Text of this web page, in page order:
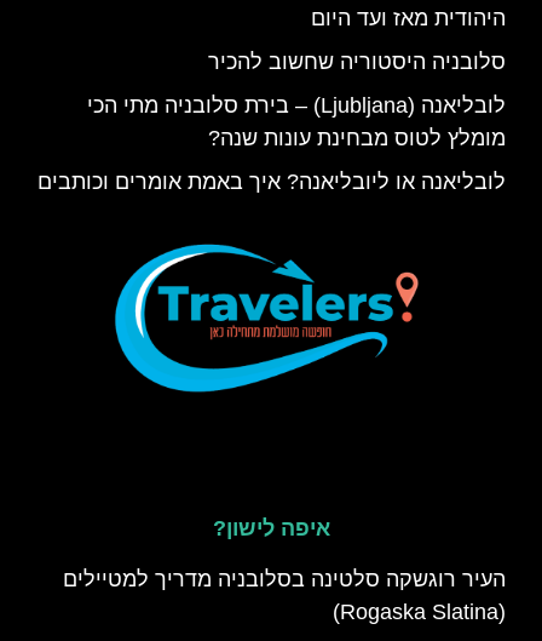
היהודית מאז ועד היום
סלובניה היסטוריה שחשוב להכיר
לובליאנה (Ljubljana) – בירת סלובניה מתי הכי
מומלץ לטוס מבחינת עונות שנה?
לובליאנה או ליובליאנה? איך באמת אומרים וכותבים
איפה לישון?
העיר רוגשקה סלטינה בסלובניה מדריך למטיילים
(Rogaska Slatina)